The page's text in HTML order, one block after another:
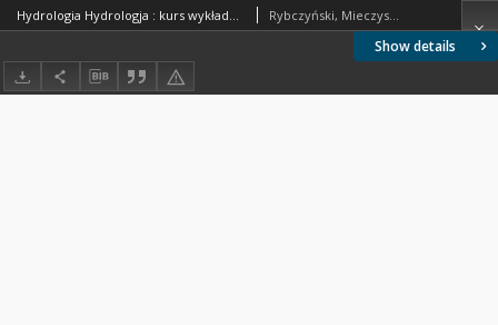
Show details
Hydrologia Hydrologja : kurs wykładów na Politechnice Warszawskiej Rybczyński, Mieczysław (1873-1937)